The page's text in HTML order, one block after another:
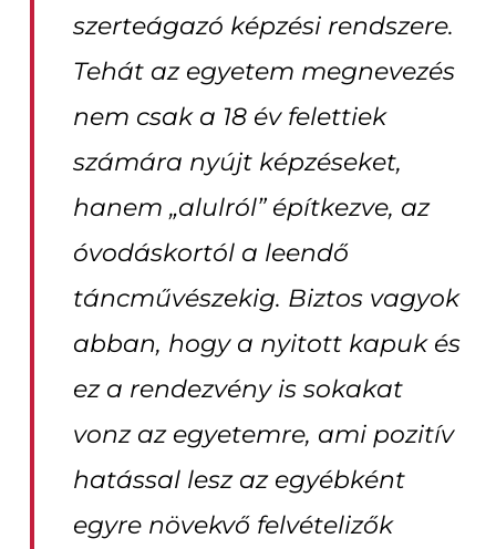
szerteágazó képzési rendszere.
Tehát az egyetem megnevezés
nem csak a 18 év felettiek
számára nyújt képzéseket,
hanem „alulról” építkezve, az
óvodáskortól a leendő
táncművészekig. Biztos vagyok
abban, hogy a nyitott kapuk és
ez a rendezvény is sokakat
vonz az egyetemre, ami pozitív
hatással lesz az egyébként
egyre növekvő felvételizők